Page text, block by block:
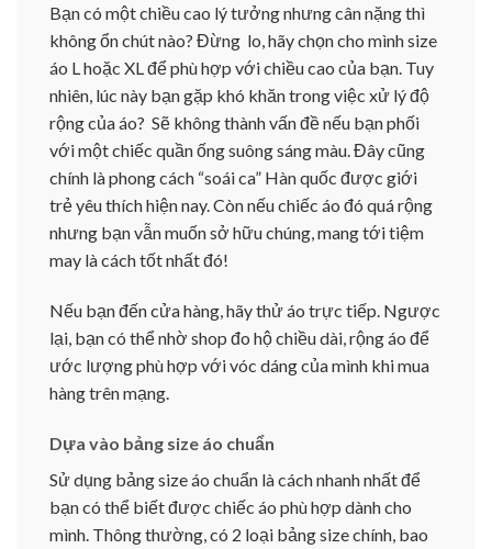
Bạn có một chiều cao lý tưởng nhưng cân nặng thì
không ổn chút nào? Đừng lo, hãy chọn cho mình size
áo L hoặc XL để phù hợp với chiều cao của bạn. Tuy
nhiên, lúc này bạn gặp khó khăn trong việc xử lý độ
rộng của áo? Sẽ không thành vấn đề nếu bạn phối
với một chiếc quần ống suông sáng màu. Đây cũng
chính là phong cách “soái ca” Hàn quốc được giới
trẻ yêu thích hiện nay. Còn nếu chiếc áo đó quá rộng
nhưng bạn vẫn muốn sở hữu chúng, mang tới tiệm
may là cách tốt nhất đó!
Nếu bạn đến cửa hàng, hãy thử áo trực tiếp. Ngược
lại, bạn có thể nhờ shop đo hộ chiều dài, rộng áo để
ước lượng phù hợp với vóc dáng của mình khi mua
hàng trên mạng.
Dựa vào bảng size áo chuẩn
Sử dụng bảng size áo chuẩn là cách nhanh nhất để
bạn có thể biết được chiếc áo phù hợp dành cho
mình. Thông thường, có 2 loại bảng size chính, bao